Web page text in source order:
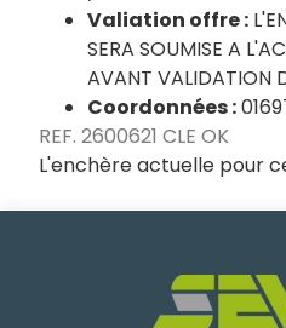
Valiation offre :
SERA SOUMISE A
AVANT VALIDATION
Coordonnées :
REF. 2600621 CLE OK
L'enchère actuelle pour